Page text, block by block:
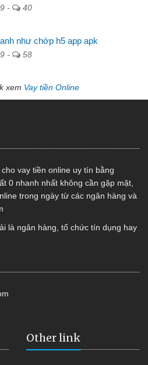
- 40
như chớp h5 app apk
- 58
xem Vay tiền Online
vay tiền online uy tín bằng
0 nhanh nhất không cần gặp mặt,
trong ngày từ các ngân hàng và
là ngân hàng, tổ chức tín dụng hay
Other link